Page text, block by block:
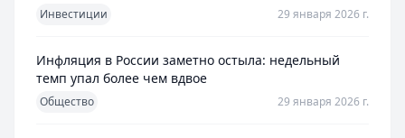
Инвестиции 29 января 2026 г.
Инфляция в России заметно остыла: недельный
темп упал более чем вдвое
Общество 29 января 2026 г.